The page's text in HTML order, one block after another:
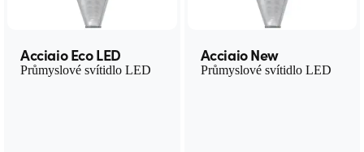
Acciaio Eco LED
Průmyslové svítidlo LED
Acciaio New
Průmyslové svítidlo LED